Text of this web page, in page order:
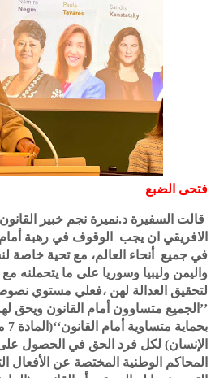
فتحى الضبع
قالت السفيرة د.نميرة نجم خبير
الافريقي ان يجب الوقوف في رهبة أمام
في جميع أنحاء العالم، مع تحية خاصة
واليمن وليبيا وسوريا على ما يتحملنه
لتحقيق العدالة لهن ،فعلي مستوي
’’الجميع متساوون أمام القانون ويحق
الإنسان) لكل فرد الحق في الحصول
المحاكم الوطنية المختصة عن الأفعال